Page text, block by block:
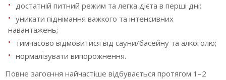
достатній питний режим та легка дієта в перші дні;
уникати піднімання важкого та інтенсивних
навантажень;
тимчасово відмовитися від сауни/басейну та алкоголю;
нормалізувати випорожнення.
Повне загоєння найчастіше відбувається протягом 1–2